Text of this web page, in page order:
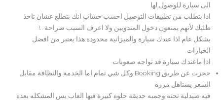
الى سيارة للوصول لها
اذا بتطلب من تطبيقات التوصيل احسب حساب انك بتطلع عشان تاخذ
طلبك لأنهم يمنعون دخول المندوبين ولا اعرف السبب صراحة ..!
بشكل عام اذا عندك سيارة والميزانية محدودة هذا يعتبر من افضل
الخيارات
اذا ماعندك سيارة قد تواجه صعوبات
حجزت عن طريق Booking وكل شي تمام اما الخدمة والنظافة مقابل
السعر يستاهل مرره
فيه صيدلية تحته وجمبه حديقة حلوه كبيرة فيها العاب بس المشكله بعده